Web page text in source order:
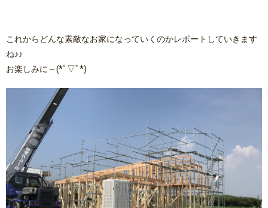
これからどんな素敵なお家になっていくのかレポートしていきます
ね♪♪
お楽しみに～(*ﾟ▽ﾟ*)